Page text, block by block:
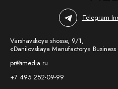
Telegram
Varshavskoye shosse, 9/1,
«Danilovskaya Manufactory»
pr@imedia.ru
+7 495 252-09-99